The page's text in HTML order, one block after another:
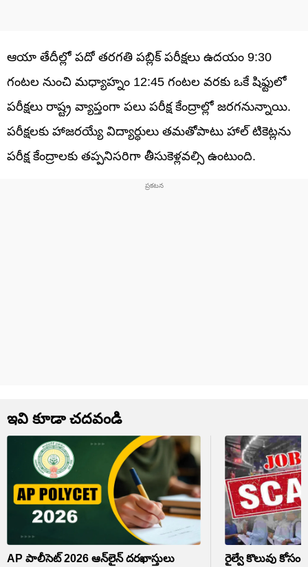
ఆయా తేదీల్లో పదో తరగతి పబ్లిక్‌ పరీక్షలు ఉదయం 9:30
గంటల నుంచి మధ్యాహ్నం 12:45 గంటల వరకు ఒకే షిఫ్టులో
పరీక్షలు రాష్ట్ర వ్యాప్తంగా పలు పరీక్ష కేంద్రాల్లో జరగనున్నాయి.
పరీక్షలకు హాజరయ్యే విద్యార్ధులు తమతోపాటు హాల్‌ టికెట్లను
పరీక్ష కేంద్రాలకు తప్పనిసరిగా తీసుకెళ్లవల్సి ఉంటుంది.
ఇవి కూడా చదవండి
AP పాలీసెట్‌ 2026 ఆన్‌లైన్‌ దరఖాస్తులు రైల్వే కొలువు కోసం